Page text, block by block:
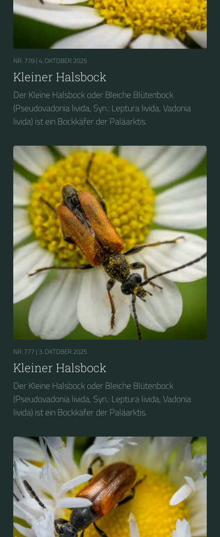
NR. 778 | 4. OKTOBER 2025
Kleiner Halsbock
Der Kleine Halsbock oder Bleiche Blütenbock
(Pseudovadonia livida, Syn.: Leptura livida, Vadonia
livida) ist ein Bockkäfer der Paläarktis.
NR. 777 | 3. OKTOBER 2025
Kleiner Halsbock
Der Kleine Halsbock oder Bleiche Blütenbock
(Pseudovadonia livida, Syn.: Leptura livida, Vadonia
livida) ist ein Bockkäfer der Paläarktis.